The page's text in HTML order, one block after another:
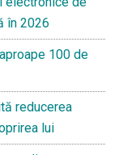
în 2026
100 de
reducerea
lui